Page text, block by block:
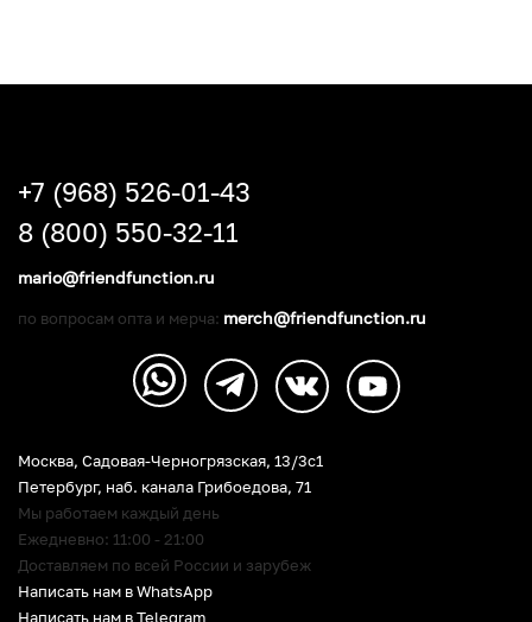
Москва, Садовая-Черногрязская, 13/3c1
Петербург, наб. канала Грибоедова, 71
Мы работаем каждый день
Ежедневно: 11:00 - 21:00
Доставляем по всей России и зарубеж
Написать нам в WhatsApp
Написать нам в Telegram
+7 (968) 526-01-43
8 (800) 550-32-11
mario@friendfunction.ru
по вопросам опта и мерча: merch@friendfunction.ru